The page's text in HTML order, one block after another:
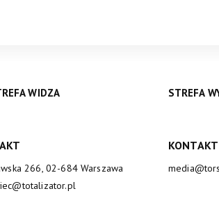
WIDZA STREFA
266, 02-684 Warszawa